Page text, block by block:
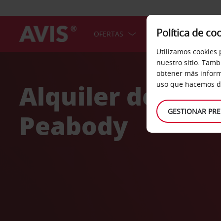
OFERTAS COCHES
Alquiler de
Peabody
Política de
Utilizamos
nuestro sitio.
obtener más
uso que hacemos
GESTIONAR